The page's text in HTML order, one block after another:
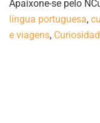
Apaixone-se pelo
língua portuguesa,
e viagens,